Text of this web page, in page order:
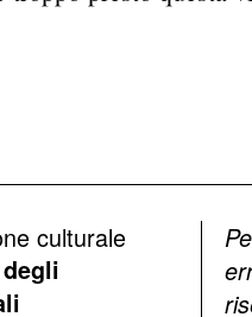
culturale